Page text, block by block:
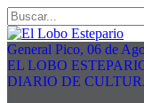
General Pico, 06 de
EL LOBO
DIARIO DE